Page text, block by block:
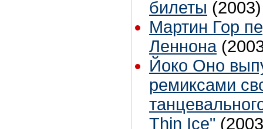
билеты (2003)
Мартин Гор
Леннона
Йоко Оно
ремиксами
Thin Ice"